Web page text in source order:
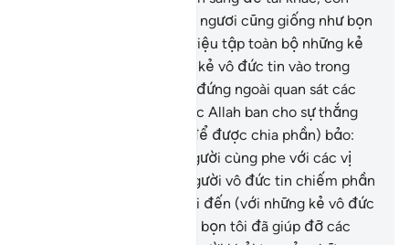
không thì chắc chắn các ngươi cũng giống như bọn
họ. Allah chắc chắn sẽ triệu tập toàn bộ những kẻ
giả tạo đức tin và những kẻ vô đức tin vào trong
Những ai đứng ngoài quan sát các
ngươi, khi các ngươi được Allah ban cho sự thắng
lợi thì bọn họ (liền đến để được chia phần) bảo:
“Chẳng phải bọn tôi là người cùng phe với các vị
hay sao?” Và khi những người vô đức tin chiếm phần
thắng thì bọn họ cũng lại đến (với những kẻ vô đức
tin đó), bảo: “Không phải bọn tôi đã giúp đỡ các